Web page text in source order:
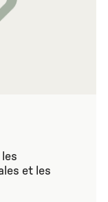
et les